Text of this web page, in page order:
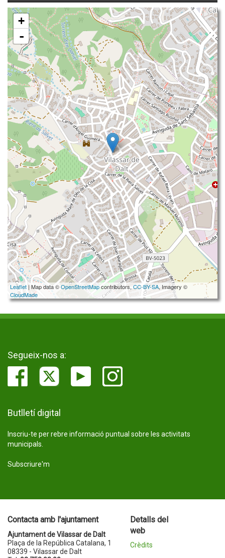
+
-
Leaflet | Map data ©OpenStreetMapcontributors,CC-BY-SA, Imagery ©
CloudMade
Segueix-nos a:
Butlletí digital
Inscriu-te per rebre informació puntual sobre les activitats
municipals.
Subscriure'm
Contacta amb l'ajuntament
Ajuntament de Vilassar de Dalt
Plaça de la República Catalana, 1
08339 - Vilassar de Dalt
Detalls del
web
Crèdits